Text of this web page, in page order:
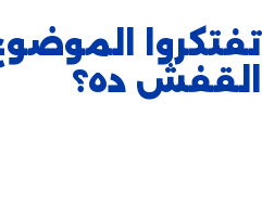
تفتكروا
القفش ده؟